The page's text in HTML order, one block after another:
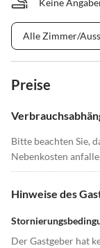
Keine
Alle Zimmer/
Preise
Bitte beachten Sie,
Nebenkosten
Hinweise des
Der Gastgeber hat